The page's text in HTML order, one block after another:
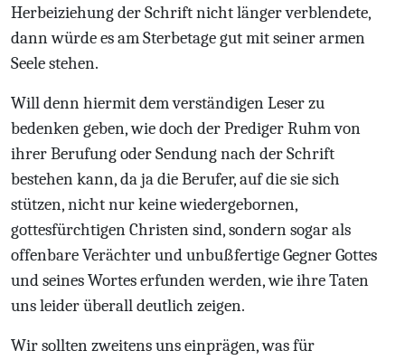
Herbeiziehung der Schrift nicht länger verblendete,
dann würde es am Sterbetage gut mit seiner armen
Seele stehen.
Will denn hiermit dem verständigen Leser zu
bedenken geben, wie doch der Prediger Ruhm von
ihrer Berufung oder Sendung nach der Schrift
bestehen kann, da ja die Berufer, auf die sie sich
stützen, nicht nur keine wiedergebornen,
gottesfürchtigen Christen sind, sondern sogar als
offenbare Verächter und unbußfertige Gegner Gottes
und seines Wortes erfunden werden, wie ihre Taten
uns leider überall deutlich zeigen.
Wir sollten zweitens uns einprägen, was für